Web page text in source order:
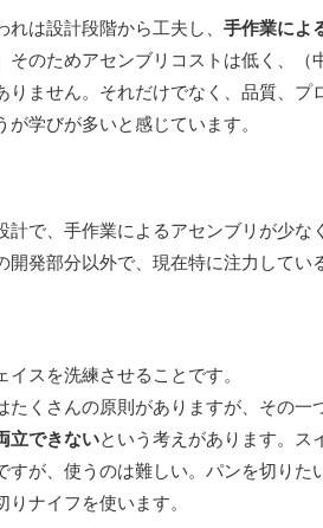
れは設計段階から工夫し、 手作業によ
そのためアセンブリコストは低く、（
りません。それだけでなく、品質、プ
が学びが多いと感じています。
計で、手作業によるアセンブリが少な
開発部分以外で、現在特に注力してい
イスを洗練させることです。
たくさんの原則がありますが、その一
立できないという考えがあります。ス
すが、使うのは難しい。パンを切りた
りナイフを使います。